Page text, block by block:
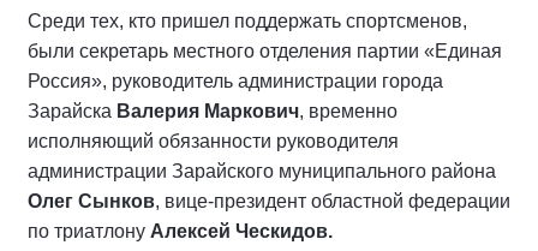
Среди тех, кто пришел поддержать спортсменов,
были секретарь местного отделения партии «Единая
Россия», руководитель администрации города
Зарайска Валерия Маркович, временно
исполняющий обязанности руководителя
администрации Зарайского муниципального района
Олег Сынков, вице-президент областной федерации
по триатлону Алексей Ческидов.